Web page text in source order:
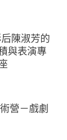
后陳淑芳的
與表演專
營－戲劇